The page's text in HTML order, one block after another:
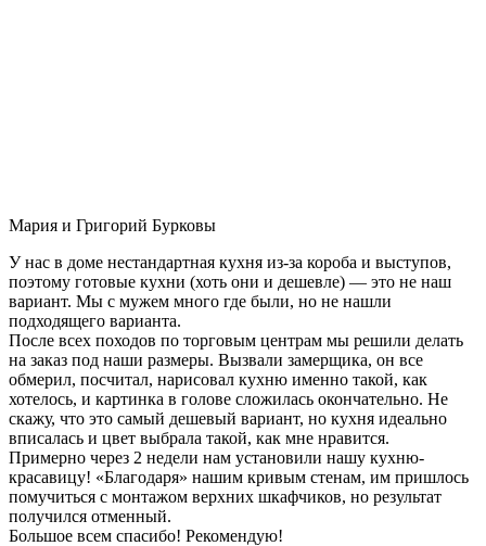
Мария и Григорий Бурковы
У нас в доме нестандартная кухня из-за короба и выступов,
поэтому готовые кухни (хоть они и дешевле) — это не наш
вариант. Мы с мужем много где были, но не нашли
подходящего варианта.
После всех походов по торговым центрам мы решили делать
на заказ под наши размеры. Вызвали замерщика, он все
обмерил, посчитал, нарисовал кухню именно такой, как
хотелось, и картинка в голове сложилась окончательно. Не
скажу, что это самый дешевый вариант, но кухня идеально
вписалась и цвет выбрала такой, как мне нравится.
Примерно через 2 недели нам установили нашу кухню-
красавицу! «Благодаря» нашим кривым стенам, им пришлось
помучиться с монтажом верхних шкафчиков, но результат
получился отменный.
Большое всем спасибо! Рекомендую!